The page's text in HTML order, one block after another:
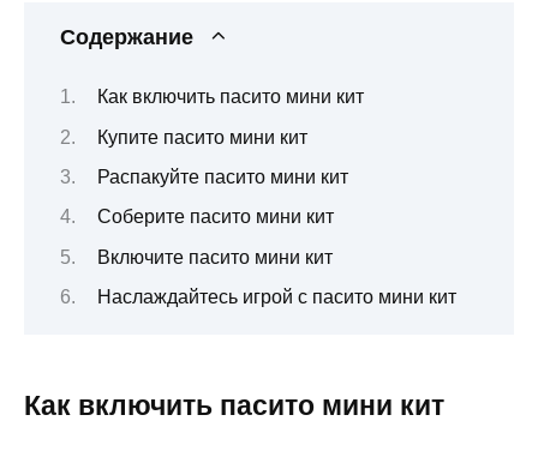
Содержание
Как включить пасито мини кит
Купите пасито мини кит
Распакуйте пасито мини кит
Соберите пасито мини кит
Включите пасито мини кит
Наслаждайтесь игрой с пасито мини кит
Как включить пасито мини кит